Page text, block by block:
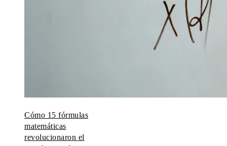
Cómo 15 fórmulas
matemáticas
revolucionaron el